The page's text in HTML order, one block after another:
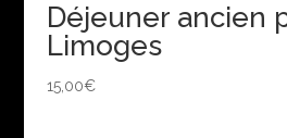
Déjeuner ancien
Limoges
15,00€